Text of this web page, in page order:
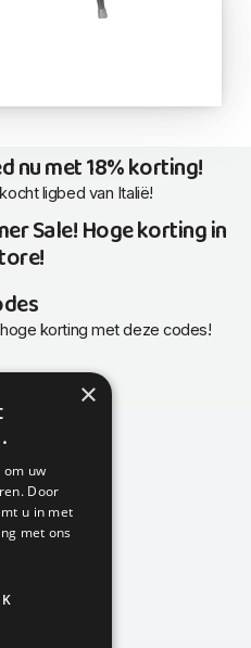
nu met 18% korting!
ligbed van Italië!
Sale! Hoge korting in
korting met deze codes!
collecties
×
om uw
Door
u in met
met ons